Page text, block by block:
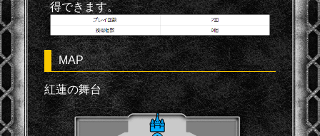
得できます。
MAP
紅蓮の舞台